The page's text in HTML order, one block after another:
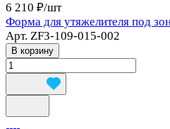
6 210 ₽/шт
Форма для утяжелителя под
Арт. ZF3-109-015-002
В корзину